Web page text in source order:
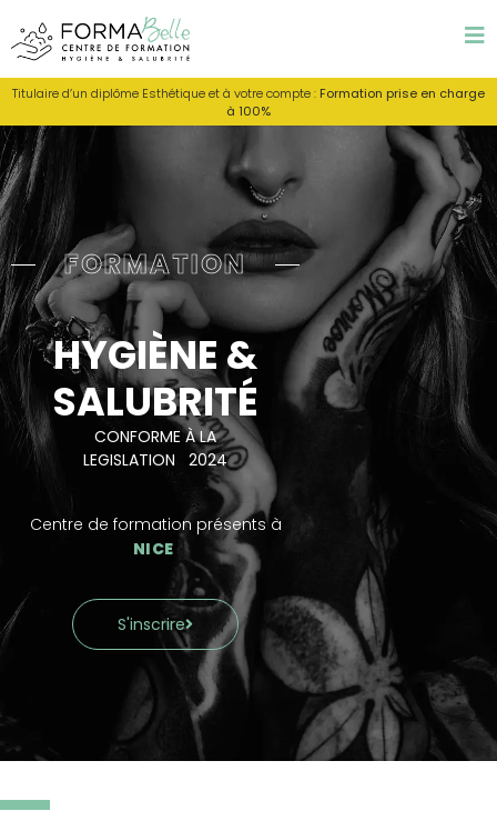
Titulaire d’un diplôme Esthétique et à votre compte : Formation prise en charge
à 100%
FORMATION
HYGIÈNE &
SALUBRITÉ
CONFORME À LA
LEGISLATION 2024
Centre de formation présents à
LILLE
S'inscrire